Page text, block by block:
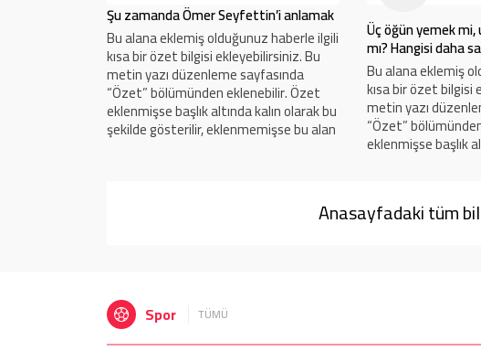
Şu zamanda Ömer Seyfettin’i anlamak
Bu alana eklemiş olduğunuz haberle ilgili
kısa bir özet bilgisi ekleyebilirsiniz. Bu
metin yazı düzenleme sayfasında
“Özet” bölümünden eklenebilir. Özet
eklenmişse başlık altında kalın olarak bu
şekilde gösterilir, eklenmemişse bu alan
Üç öğün yemek
mı? Hangisi daha
Bu alana eklemiş
kısa bir özet bilgisi
metin yazı
“Özet”
eklenmişse başlık
Anasayfadaki tüm
Spor TÜMÜ